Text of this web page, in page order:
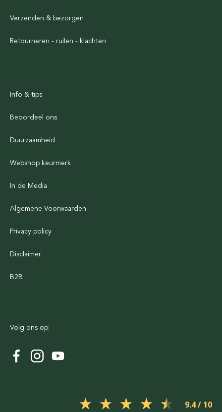
Verzenden & bezorgen
Retourneren - ruilen - klachten
Info & tips
Beoordeel ons
Duurzaamheid
Webshop keurmerk
In de Media
Algemene Voorwaarden
Privacy policy
Disclaimer
B2B
Volg ons op:
9.4